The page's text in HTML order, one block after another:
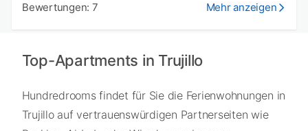
Bewertungen: 7
Mehr anzeigen
Top-Apartments in Trujillo
Hundredrooms findet für Sie die Ferienwohnungen in
Trujillo auf vertrauenswürdigen Partnerseiten wie